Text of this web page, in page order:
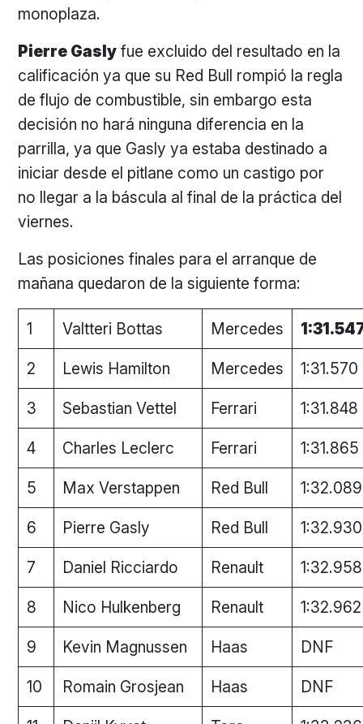
monoplaza.
Pierre Gasly fue excluido del resultado en la
calificación ya que su Red Bull rompió la regla
de flujo de combustible, sin embargo esta
decisión no hará ninguna diferencia en la
parrilla, ya que Gasly ya estaba destinado a
iniciar desde el pitlane como un castigo por
no llegar a la báscula al final de la práctica del
viernes.
Las posiciones finales para el arranque de
mañana quedaron de la siguiente forma:
1 Valtteri Bottas Mercedes
2 Lewis Hamilton Mercedes 1:31.570
3 Sebastian Vettel Ferrari 1:31.848
4 Charles Leclerc Ferrari 1:31.865
5 Max Verstappen Red Bull 1:32.089
6 Pierre Gasly Red Bull 1:32.930
7 Daniel Ricciardo Renault 1:32.958
8 Nico Hulkenberg Renault 1:32.962
9 Kevin Magnussen Haas DNF
10 Romain Grosjean Haas DNF